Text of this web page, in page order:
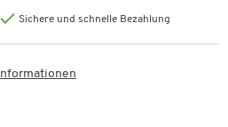
Sichere und schnelle Bezahlung